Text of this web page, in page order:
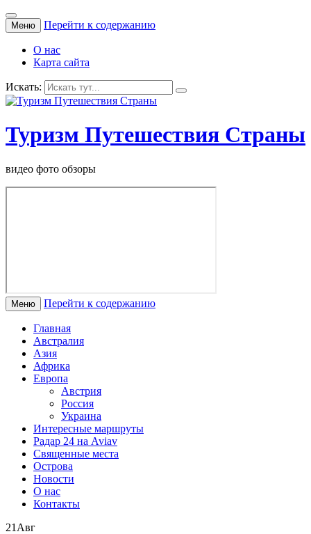
Меню Перейти к содержанию
О нас
Карта сайта
Искать:
Туризм Путешествия Страны
видео фото обзоры
Меню Перейти к содержанию
Главная
Австралия
Азия
Африка
Европа
Австрия
Россия
Украина
Интересные маршруты
Радар 24 на Aviav
Священные места
Острова
Новости
О нас
Контакты
21 Авг